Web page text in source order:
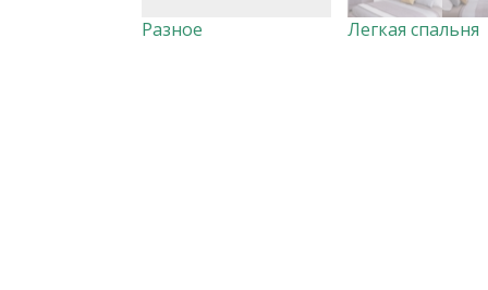
Разное Легкая спальня